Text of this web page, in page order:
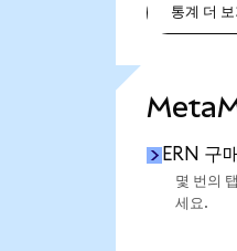
통계 더 보
ERN 구매
몇 번의
세요.